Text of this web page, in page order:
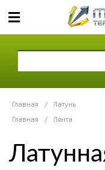
Главная /
Латунь
Главная
/ Лента